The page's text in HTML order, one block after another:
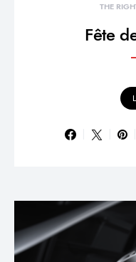
THE
Fête